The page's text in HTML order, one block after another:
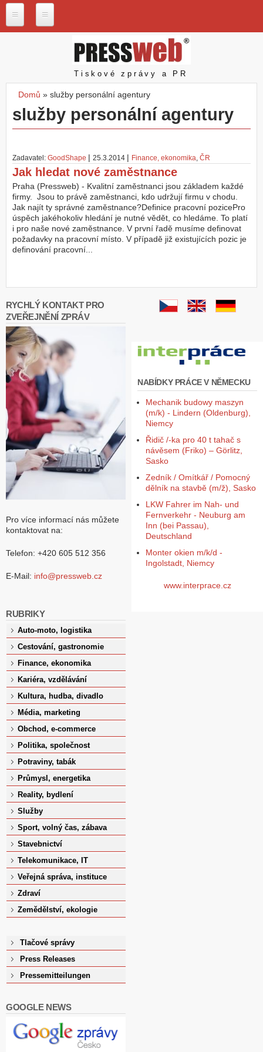
P
e
b
.
c
N
a
š
e
s
l
u
ž
b
l
o
ž
i
t
ú
č
e
Pressweb
Tiskové zprávy a PR
Jste zde
Domů » služby personální agentury
služby personální agentury
Zadavatel: GoodShape | 25.3.2014 | Finance, ekonomika, ČR
Jak hledat nové zaměstnance
Praha (Pressweb) - Kvalitní zaměstnanci jsou základem každé
firmy. Jsou to právě zaměstnanci, kdo udržují firmu v chodu.
Jak najít ty správné zaměstnance?Definice pracovní pozicePro
úspěch jakéhokoliv hledání je nutné vědět, co hledáme. To platí
i pro naše nové zaměstnance. V první řadě musíme definovat
požadavky na pracovní místo. V případě již existujících pozic je
definování pracovní...
RYCHLÝ KONTAKT PRO
ZVEŘEJNĚNÍ ZPRÁV
Pro více informací nás můžete
kontaktovat na:
Telefon: +420 605 512 356
E-Mail: info@pressweb.cz
RUBRIKY
Auto-moto, logistika
Cestování, gastronomie
Finance, ekonomika
Kariéra, vzdělávání
Kultura, hudba, divadlo
Média, marketing
Obchod, e-commerce
Politika, společnost
Potraviny, tabák
Průmysl, energetika
Reality, bydlení
Služby
Sport, volný čas, zábava
Stavebnictví
Telekomunikace, IT
Veřejná správa, instituce
Zdraví
Zemědělství, ekologie
Tlačové správy
Press Releases
Pressemitteilungen
GOOGLE NEWS
NABÍDKY PRÁCE V NĚMECKU
Mechanik budowy maszyn
(m/k) - Lindern (Oldenburg),
Niemcy
Řidič /-ka pro 40 t tahač s
návěsem (Friko) – Görlitz,
Sasko
Zedník / Omítkář / Pomocný
dělník na stavbě (m/ž), Sasko
LKW Fahrer im Nah- und
Fernverkehr - Neuburg am
Inn (bei Passau),
Deutschland
Monter okien m/k/d -
Ingolstadt, Niemcy
www.interprace.cz